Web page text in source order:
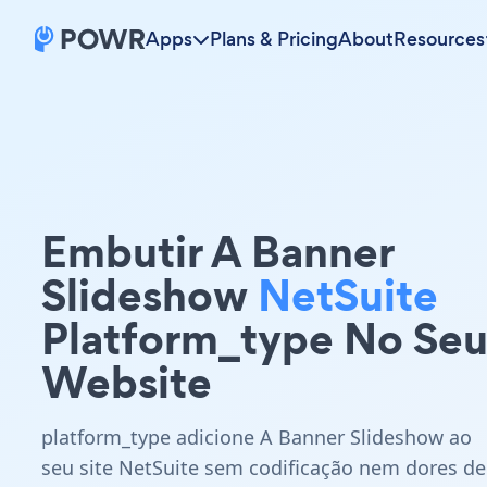
Apps Plans & PricingAboutResources
Embutir A Banner
Slideshow NetSuite
Platform_type No Seu
Website
platform_type adicione A Banner Slideshow ao
seu site NetSuite sem codificação nem dores de